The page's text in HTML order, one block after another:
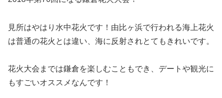
見所はやはり水中花火です！由比ヶ浜で行われる海上花火
は普通の花火とは違い、海に反射されとてもきれいです。
花火大会までは鎌倉を楽しむこともでき、デートや観光に
もすごいオススメなんです！